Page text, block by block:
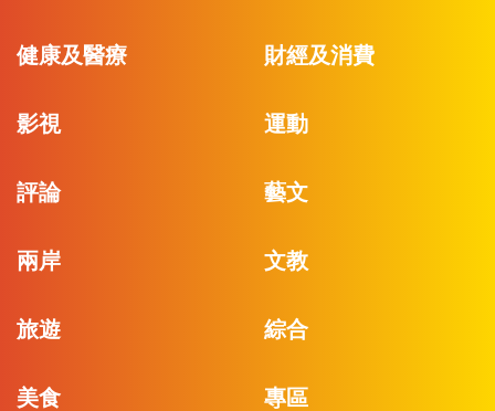
健康及醫療 財經及消費
影視 運動
評論 藝文
兩岸 文教
旅遊 綜合
美食 專區